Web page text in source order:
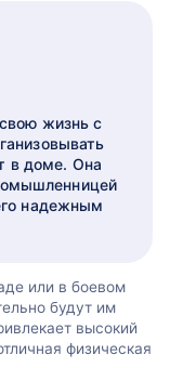
жизнь с
в доме. Она
надежным
или в боевом
будут им
высокий
физическая